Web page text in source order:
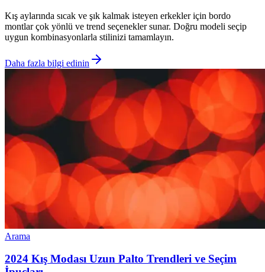
Kış aylarında sıcak ve şık kalmak isteyen erkekler için bordo
montlar çok yönlü ve trend seçenekler sunar. Doğru modeli seçip
uygun kombinasyonlarla stilinizi tamamlayın.
Daha fazla bilgi edinin
Arama
2024 Kış Modası Uzun Palto Trendleri ve Seçim